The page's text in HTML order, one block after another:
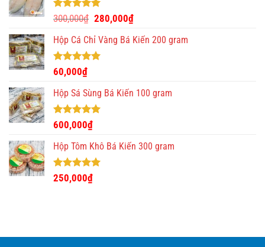
Được xếp
hạng
5.00
5 sao
300,000₫ Giá
là:
300,000₫.
280,000₫Giá
tại
Hộp Cá Chỉ Vàng Bá Kiến 200 gram
Được xếp
hạng
5.00
5 sao
60,000₫
Hộp Sá Sùng Bá Kiến 100 gram
Được xếp
hạng
5.00
5 sao
600,000₫
Hộp Tôm Khô Bá Kiến 300 gram
Được xếp
hạng
5.00
250,000₫